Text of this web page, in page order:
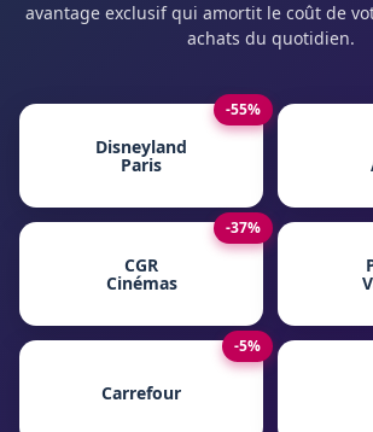
avantage exclusif qui amortit le coût de
achats du quotidien.
-55%
Disneyland
Paris
-37%
CGR
Cinémas
-5%
Carrefour